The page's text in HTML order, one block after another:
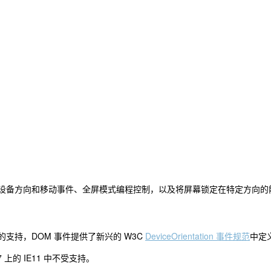
备方向和移动事件、全屏模式编程控制，以及将屏幕锁定在特定方向
支持， DOM 事件提供了新兴的 W3C DeviceOrientation 事件规范中定
上的 IE11 中不受支持。